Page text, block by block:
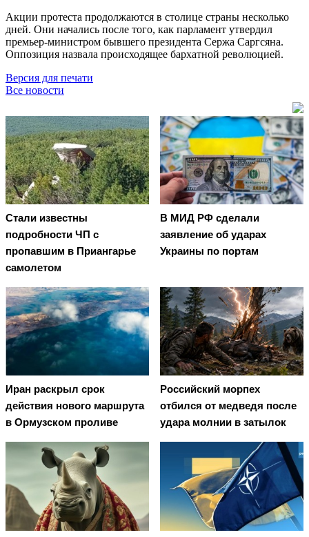
Акции протеста продолжаются в столице страны несколько
дней. Они начались после того, как парламент утвердил
премьер-министром бывшего президента Сержа Саргсяна.
Оппозиция назвала происходящее бархатной революцией.
Версия для печати
Все новости
Стали известны
подробности ЧП с
пропавшим в Приангарье
самолетом
В МИД РФ сделали
заявление об ударах
Украины по портам
Иран раскрыл срок
действия нового маршрута
в Ормузском проливе
Российский морпех
отбился от медведя после
удара молнии в затылок